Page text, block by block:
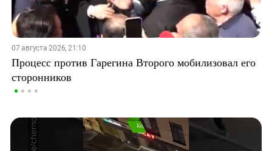
07 августа 2026, 21:10
Процесс против Гарегина Второго мобилизовал его
сторонников